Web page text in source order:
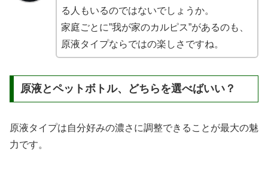
る人もいるのではないでしょうか。
家庭ごとに”我が家のカルピス”があるのも、
原液タイプならではの楽しさですね。
原液とペットボトル、どちらを選べばいい？
原液タイプは自分好みの濃さに調整できることが最大の魅
力です。